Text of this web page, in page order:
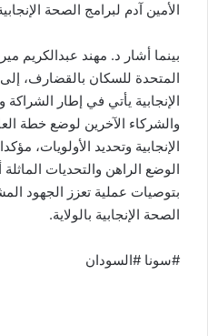
الأمين آدم لبرامج الصحة
بينما أشار د. مهند عبدالكريم
المتحدة للسكان بالقضارف،
الإنجابية يأتي في إطار
الإنجابية وتحديد الأولويات،
الوضع الراهن والتحديات الماثلة
بتوصيات عملية تعزز الجهود
الصحة الإنجابية بالولاية.
#سونا #السودان